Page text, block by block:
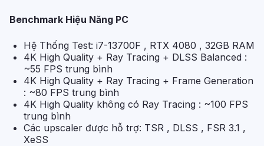
Benchmark Hiệu Năng PC
Hệ Thống Test: i7-13700F , RTX 4080 , 32GB RAM
4K High Quality + Ray Tracing + DLSS Balanced :
~55 FPS trung bình
4K High Quality + Ray Tracing + Frame Generation
: ~80 FPS trung bình
4K High Quality không có Ray Tracing : ~100 FPS
trung bình
Các upscaler được hỗ trợ: TSR , DLSS , FSR 3.1 ,
XeSS